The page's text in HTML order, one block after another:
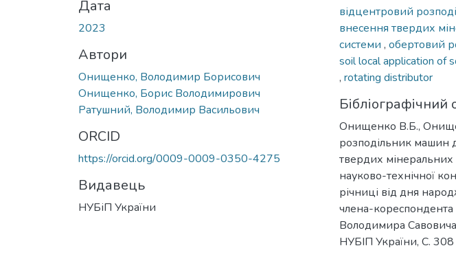
Дата
2023
Автори
Онищенко, Володимир Борисович
Онищенко, Борис Володимирович
Ратушний, Володимир Васильович
ORCID
https://orcid.org/0009-0009-0350-4275
Видавець
НУБіП України
відцентровий
внесення твердих
системи , обертовий
soil local application of
, rotating distributor
Бібліографічний
Онищенко В.Б.,
розподільник машин
твердих
науково-технічної
річниці від дня
члена-
Володимира
НУБІП України, С.